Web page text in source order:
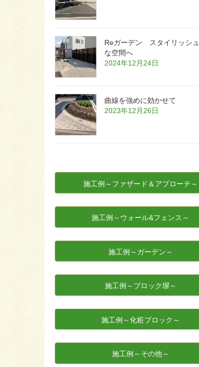
Reガーデン スタイリッシュ
な空間へ
2024年12月24日
曲線を強めに効かせて
2023年12月26日
施工例～ファザード＆アプローチ～
施工例～ウォール&フェンス～
施工例～ガーデン～
施工例～ブロック塀～
施工例～化粧ブロック～
施工例～その他～